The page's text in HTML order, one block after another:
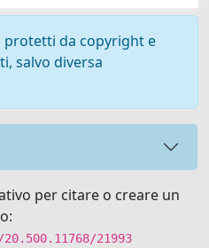
protetti da copyright e
salvo diversa
per citare o creare un
21993